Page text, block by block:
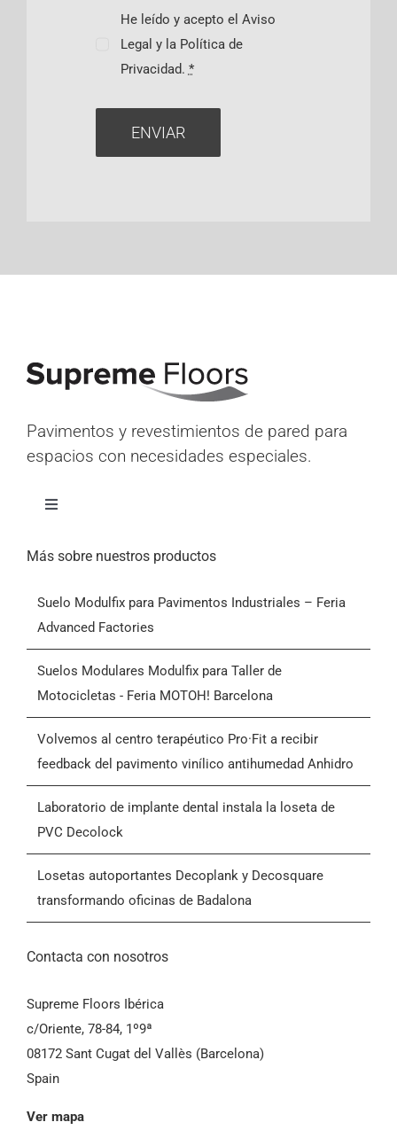
He leído y acepto el Aviso
Legal y la Política de
Privacidad. *
ENVIAR
Pavimentos y revestimientos de pared para
espacios con necesidades especiales.
Alternar
Inicio
Productos
Quiénes somos
Contactar
Más sobre nuestros productos
Suelo Modulfix para Pavimentos Industriales – Feria
Advanced Factories
Suelos Modulares Modulfix para Taller de
Motocicletas - Feria MOTOH! Barcelona
Volvemos al centro terapéutico Pro·Fit a recibir
feedback del pavimento vinílico antihumedad Anhidro
Laboratorio de implante dental instala la loseta de
PVC Decolock
Losetas autoportantes Decoplank y Decosquare
transformando oficinas de Badalona
Contacta con nosotros
Supreme Floors Ibérica
c/Oriente, 78-84, 1º9ª
08172 Sant Cugat del Vallès (Barcelona)
Spain
Ver mapa